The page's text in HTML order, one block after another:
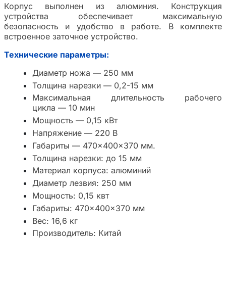
Корпус выполнен из алюминия. Конструкция
устройства обеспечивает максимальную
безопасность и удобство в работе. В комплекте
встроенное заточное устройство.
Технические параметры:
Диаметр ножа — 250 мм
Толщина нарезки — 0,2-15 мм
Максимальная длительность рабочего
цикла — 10 мин
Мощность — 0,15 кВт
Напряжение — 220 В
Габариты — 470×400×370 мм.
Толщина нарезки: до 15 мм
Материал корпуса: алюминий
Диаметр лезвия: 250 мм
Мощность: 0,15 квт
Габариты: 470×400×370 мм
Вес: 16,6 кг
Производитель: Китай